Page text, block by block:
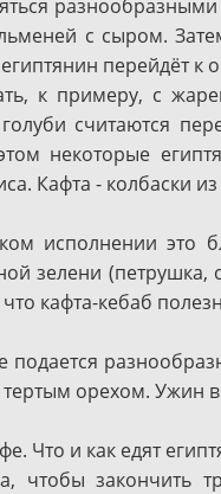
разнообразными
с сыром.
перейдёт к
к примеру, с
считаются
некоторые
Кафта - колбаски
исполнении это
зелени (петрушка,
кафта-кебаб
подается
орехом. Ужин
Что и как едят
чтобы закончить